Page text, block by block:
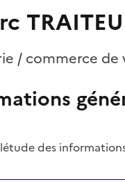
/ commerce de
des